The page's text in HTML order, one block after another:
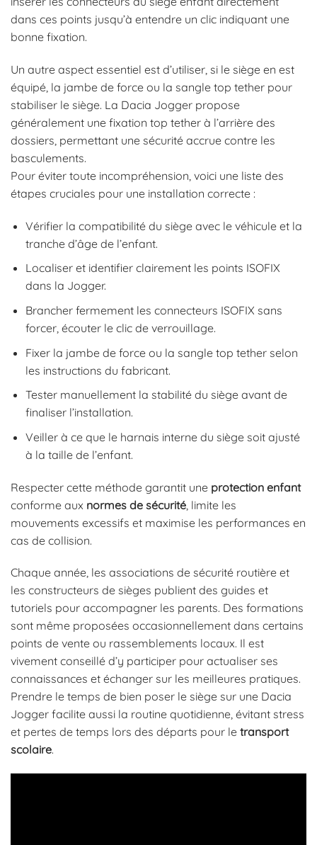
dans ces points jusqu’à entendre un clic indiquant une
bonne fixation.
Un autre aspect essentiel est d’utiliser, si le siège en est
équipé, la jambe de force ou la sangle top tether pour
stabiliser le siège. La Dacia Jogger propose
généralement une fixation top tether à l’arrière des
dossiers, permettant une sécurité accrue contre les
basculements.
Pour éviter toute incompréhension, voici une liste des
étapes cruciales pour une installation correcte :
Vérifier la compatibilité du siège avec le véhicule et la
tranche d’âge de l’enfant.
Localiser et identifier clairement les points ISOFIX
dans la Jogger.
Brancher fermement les connecteurs ISOFIX sans
forcer, écouter le clic de verrouillage.
Fixer la jambe de force ou la sangle top tether selon
les instructions du fabricant.
Tester manuellement la stabilité du siège avant de
finaliser l’installation.
Veiller à ce que le harnais interne du siège soit ajusté
à la taille de l’enfant.
Respecter cette méthode garantit une protection enfant
conforme aux normes de sécurité , limite les
mouvements excessifs et maximise les performances en
cas de collision.
Chaque année, les associations de sécurité routière et
les constructeurs de sièges publient des guides et
tutoriels pour accompagner les parents. Des formations
sont même proposées occasionnellement dans certains
points de vente ou rassemblements locaux. Il est
vivement conseillé d’y participer pour actualiser ses
connaissances et échanger sur les meilleures pratiques.
Prendre le temps de bien poser le siège sur une Dacia
Jogger facilite aussi la routine quotidienne, évitant stress
et pertes de temps lors des départs pour le transport
scolaire.